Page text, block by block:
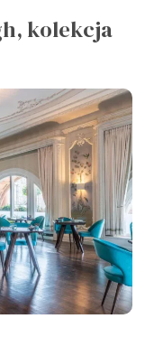
kolekcja